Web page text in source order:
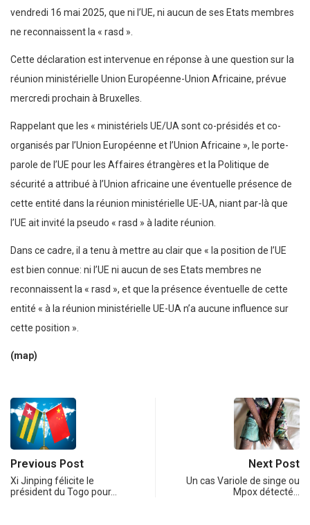
vendredi 16 mai 2025, que ni l’UE, ni aucun de ses Etats membres
ne reconnaissent la « rasd ».
Cette déclaration est intervenue en réponse à une question sur la
réunion ministérielle Union Européenne-Union Africaine, prévue
mercredi prochain à Bruxelles.
Rappelant que les « ministériels UE/UA sont co-présidés et co-
organisés par l’Union Européenne et l’Union Africaine », le porte-
parole de l’UE pour les Affaires étrangères et la Politique de
sécurité a attribué à l’Union africaine une éventuelle présence de
cette entité dans la réunion ministérielle UE-UA, niant par-là que
l’UE ait invité la pseudo « rasd » à ladite réunion.
Dans ce cadre, il a tenu à mettre au clair que « la position de l’UE
est bien connue: ni l’UE ni aucun de ses Etats membres ne
reconnaissent la « rasd », et que la présence éventuelle de cette
entité « à la réunion ministérielle UE-UA n’a aucune influence sur
cette position ».
(map)
Previous Post
Xi Jinping félicite le
président du Togo pour…
Next Post
Un cas Variole de singe ou
Mpox détecté…